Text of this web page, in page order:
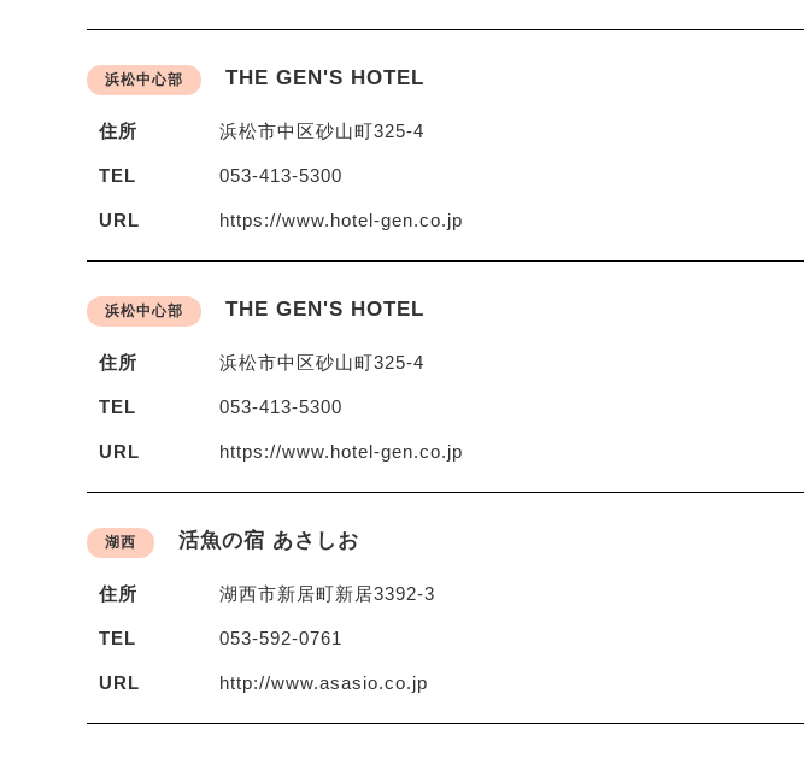
浜松中心部 THE GEN'S HOTEL
住所 浜松市中区砂山町325-4
TEL 053-413-5300
URL https://www.hotel-gen.co.jp
浜松中心部 THE GEN'S HOTEL
住所 浜松市中区砂山町325-4
TEL 053-413-5300
URL https://www.hotel-gen.co.jp
湖西 活魚の宿 あさしお
住所 湖西市新居町新居3392-3
TEL 053-592-0761
URL http://www.asasio.co.jp